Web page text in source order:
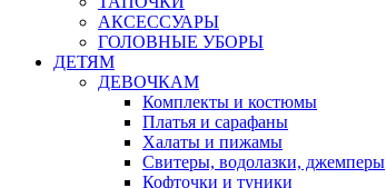
АКСЕССУАРЫ
ГОЛОВНЫЕ УБОРЫ
ДЕТЯМ
ДЕВОЧКАМ
Комплекты и костюмы
Платья и сарафаны
Халаты и пижамы
Свитеры, водолазки, джемперы
Кофточки и туники